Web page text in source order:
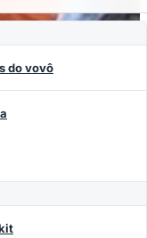
do vovô